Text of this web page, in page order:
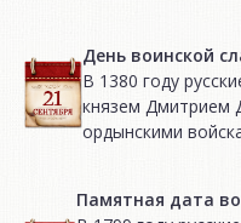
День воинской
В 1380 году
князем Дмитрием
ордынскими
Памятная дата